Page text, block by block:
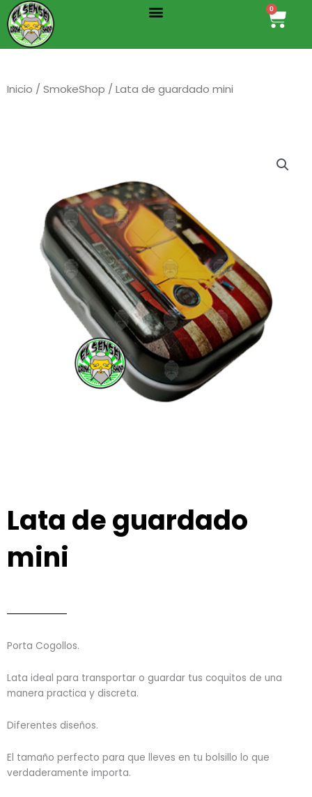
al
contenido
Menu 0
Cart
Inicio / SmokeShop / Lata de guardado mini
Lata de guardado
mini
Porta Cogollos.
Lata ideal para transportar o guardar tus coquitos de una
manera practica y discreta.
Diferentes diseños.
El tamaño perfecto para que lleves en tu bolsillo lo que
verdaderamente importa.